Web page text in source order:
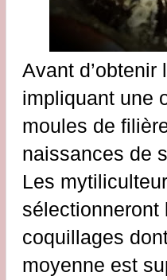
Avant
impliquant une
moules de
naissances de
Les
sélectionneront
coquillages
moyenne est